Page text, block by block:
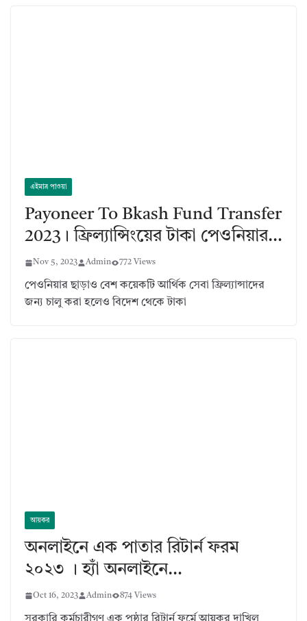
এইমাত্র পাওয়া
Payoneer To Bkash Fund Transfer
2023। ফ্রিল্যান্সিংয়ের টাকা পেওনিয়ার…
Nov 5, 2023 Admin 772 Views
পেওনিয়ার ছাড়াও বেশ কয়েকটি আর্থিক সেবা ফ্রিল্যান্সাদের
জন্য চালু করা হলেও বিদেশ থেকে টাকা
আয়কর
অনলাইনে এক পাতার রিটার্ন ফরম
২০২৩ । হ্যাঁ অনলাইনে…
Oct 16, 2023 Admin 874 Views
সরকারি কর্মচারীগণ এক পৃষ্ঠার রিটার্ন ফর্মে আয়কর দাখিল